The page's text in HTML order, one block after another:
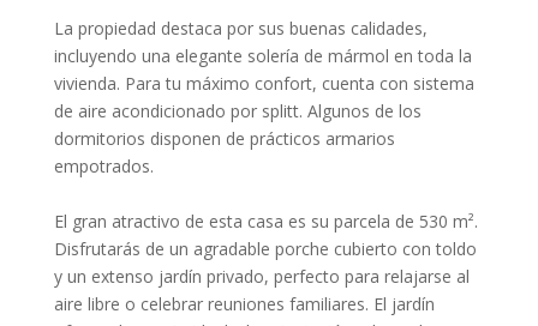
La propiedad destaca por sus buenas calidades,
incluyendo una elegante solería de mármol en toda la
vivienda. Para tu máximo confort, cuenta con sistema
de aire acondicionado por splitt. Algunos de los
dormitorios disponen de prácticos armarios
empotrados.
El gran atractivo de esta casa es su parcela de 530 m².
Disfrutarás de un agradable porche cubierto con toldo
y un extenso jardín privado, perfecto para relajarse al
aire libre o celebrar reuniones familiares. El jardín